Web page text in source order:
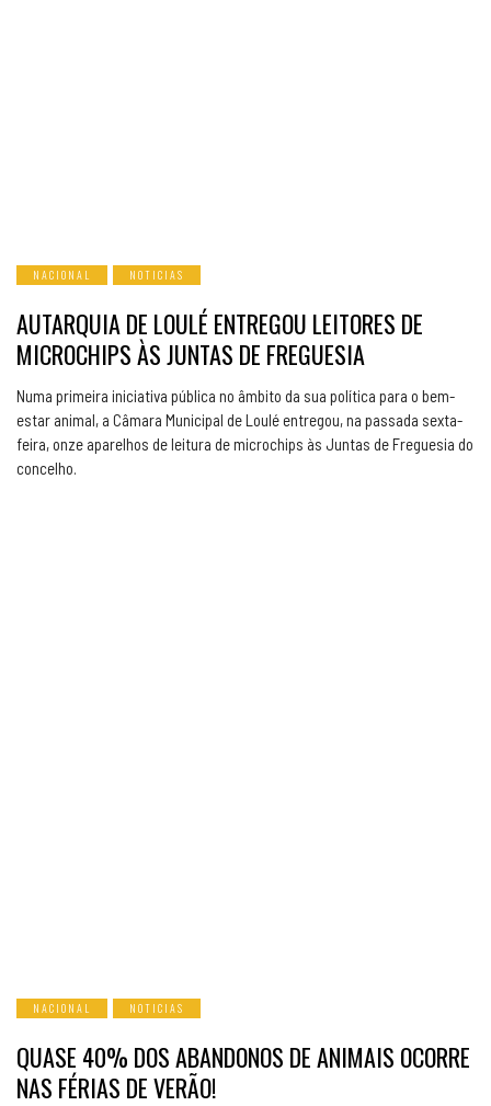
NACIONAL NOTICIAS
AUTARQUIA DE LOULÉ ENTREGOU LEITORES DE
MICROCHIPS ÀS JUNTAS DE FREGUESIA
Numa primeira iniciativa pública no âmbito da sua política para o bem-
estar animal, a Câmara Municipal de Loulé entregou, na passada sexta-
feira, onze aparelhos de leitura de microchips às Juntas de Freguesia do
concelho.
NACIONAL NOTICIAS
QUASE 40% DOS ABANDONOS DE ANIMAIS OCORRE
NAS FÉRIAS DE VERÃO!